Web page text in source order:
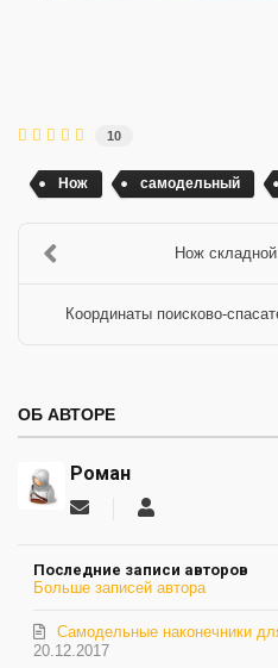
10
Нож самодельный
Нож
Координаты поисково-
ОБ АВТОРЕ
Роман
Подписаться
автора
Последние записи авторов
Больше записей автора
20.12.2017
Самодельные наконечники